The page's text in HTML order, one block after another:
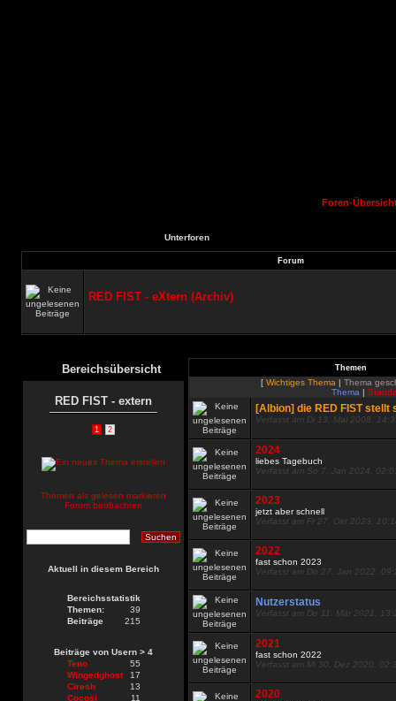
Foren-
Unterforen
Forum
RED FIST - eXtern (Archiv)
Bereichsübersicht
RED FIST - extern
1 2
Themen als gelesen markieren
Forum beobachten
Aktuell in diesem Bereich
Bereichsstatistik
Themen:
39
Beiträge
215
Beiträge von Usern > 4
Teno
55
Wingedghost
17
Ciresh
13
Cocosi
11
Themen
[ Wichtiges Thema | Thema
Thema |
[Albion] die RED FIST stellt
Verfasst am Di 13. Mai 2008,
2024
liebes Tagebuch
Verfasst am So 7. Jan 2024,
2023
jetzt aber schnell
Verfasst am Fr 27. Okt 2023,
2022
fast schon 2023
Verfasst am Do 27. Jan 2022,
Nutzerstatus
Verfasst am Do 11. Mär 2021,
2021
fast schon 2022
Verfasst am Mi 30. Dez 2020,
2020